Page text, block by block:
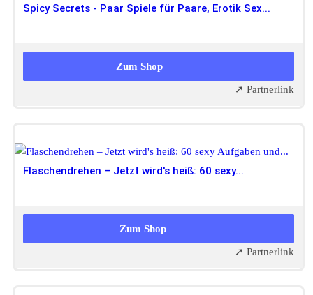
Spicy Secrets - Paar Spiele für Paare, Erotik Sex...
Zum Shop
➚ Partnerlink
Flaschendrehen – Jetzt wird's heiß: 60 sexy...
Zum Shop
➚ Partnerlink